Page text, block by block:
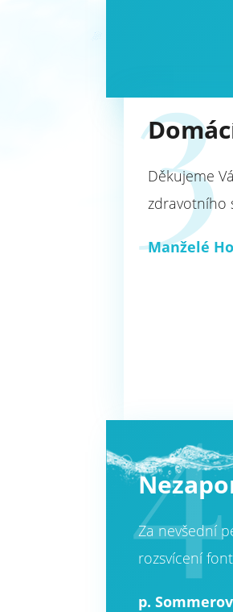
3
Děkujeme
zdravotního
Manželé
4
Za nevšední
rozsvícení
p.